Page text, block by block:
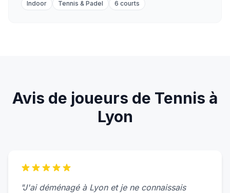
Indoor Tennis & Padel 6 courts
Avis de joueurs de Tennis à
Lyon
"J'ai déménagé à Lyon et je ne connaissais